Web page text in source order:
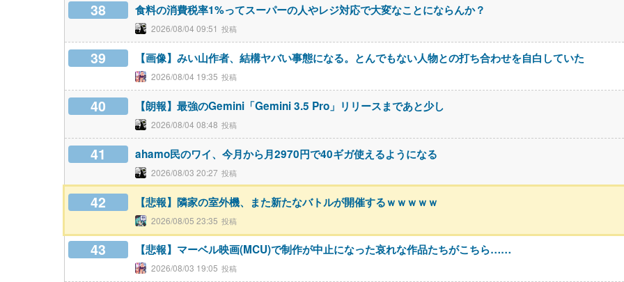
38 食料の消費税率1%ってスーパーの人やレジ対応で大変なことにならんか？
2026/08/04 09:51
39 【画像】みい山作者、結構ヤバい事態になる。とんでもない人物との打ち合わせを自白していた
2026/08/04 19:35
40 【朗報】最強のGemini「Gemini 3.5 Pro」リリースまであと少し
2026/08/04 08:48
41 ahamo民のワイ、今月から月2970円で40ギガ使えるようになる
2026/08/03 20:27
42 【悲報】隣家の室外機、また新たなバトルが開催するｗｗｗｗｗ
2026/08/05 23:35
43 【悲報】マーベル映画(MCU)で制作が中止になった哀れな作品たちがこちら……
2026/08/03 19:05